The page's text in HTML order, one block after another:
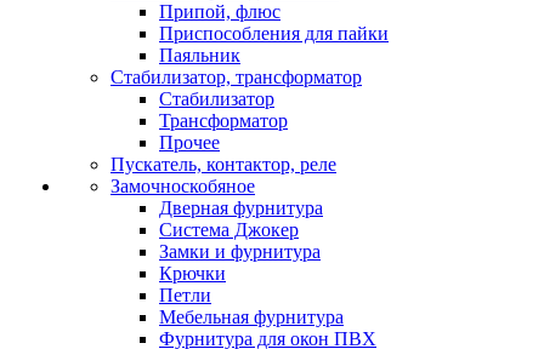
Припой, флюс
Приспособления для пайки
Паяльник
Стабилизатор, трансформатор
Стабилизатор
Трансформатор
Прочее
Пускатель, контактор, реле
Замочноскобяное
Дверная фурнитура
Система Джокер
Замки и фурнитура
Крючки
Петли
Мебельная фурнитура
Фурнитура для окон ПВХ